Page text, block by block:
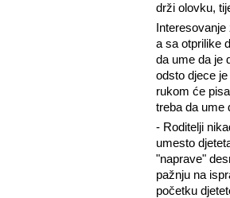
drži olovku,
Interesovanje
a sa otprilike
da ume da je
odsto djece
rukom će
treba da ume
- Roditelji
umesto
"naprave"
pažnju na
početku